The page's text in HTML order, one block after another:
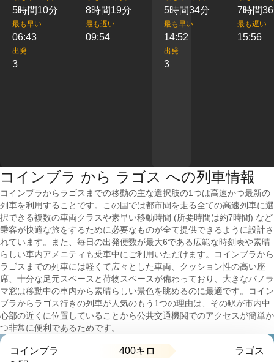
5時間10分 8時間19分
最も早い
06:43
最も遅い
09:54
出発
3
5時間34分 7時間
最も早い
14:52
最も遅い
15:56
出発
3
コインブラ から ラゴス への列車情報
コインブラからラゴスまでの移動の主な選択肢の1つは高速かつ最新の
列車を利用することです。この国では都市間を走る全ての高速列車に選
択できる複数の車両クラスや素早い移動時間 (所要時間は約7時間) など
乗客が快適な旅をするために必要なものが全て提供できるように設計さ
れています。また、毎日の出発便数が最大6である広範な時刻表や素晴
らしい車内アメニティも乗車中にご利用いただけます。コインブラから
ラゴスまでの列車には軽くて広々とした車両、クッション性の高い座
席、十分な足元スペースと荷物スペースが備わっており、大きなパノラ
マ窓は移動中の車内から素晴らしい景色を眺めるのに最適です。コイン
ブラからラゴス行きの列車が人気のもう1つの理由は、その駅が市内中
心部の近くに位置していることから公共交通機関でのアクセスが簡単か
つ非常に便利であるためです。
コインブラ 400キロ ラゴス